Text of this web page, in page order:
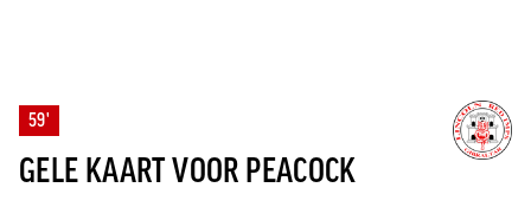
59'
GELE KAART VOOR PEACOCK